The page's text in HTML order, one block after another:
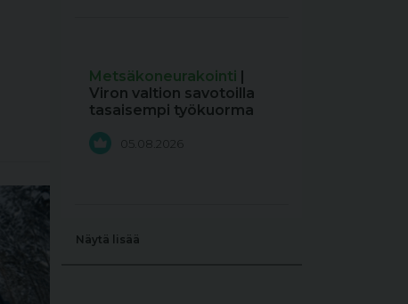
Metsäkoneurakointi |
Viron valtion savotoilla
tasaisempi työkuorma
05.08.2026
Näytä lisää